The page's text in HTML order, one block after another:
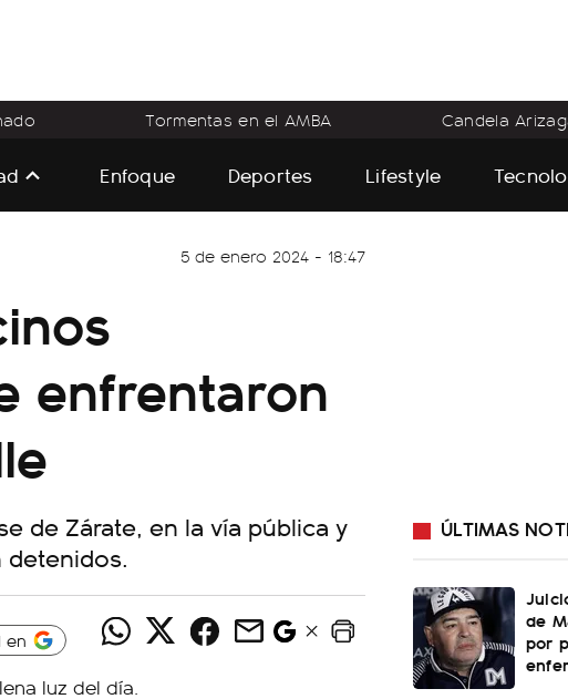
Tormentas en el AMBA Candela
Enfoque Deportes Lifestyle
5 de enero 2024 - 18:47
enfrentaron
de Zárate, en la vía pública y
detenidos.
en
ÚLTIMAS
de
por